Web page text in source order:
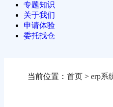
专题知识
关于我们
申请体验
委托找仓
当前位置： 首页 > erp系